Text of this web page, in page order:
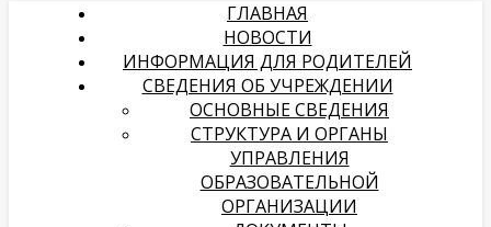
ГЛАВНАЯ
НОВОСТИ
ИНФОРМАЦИЯ ДЛЯ РОДИТЕЛЕЙ
СВЕДЕНИЯ ОБ УЧРЕЖДЕНИИ
ОСНОВНЫЕ СВЕДЕНИЯ
СТРУКТУРА И ОРГАНЫ
УПРАВЛЕНИЯ
ОБРАЗОВАТЕЛЬНОЙ
ОРГАНИЗАЦИИ